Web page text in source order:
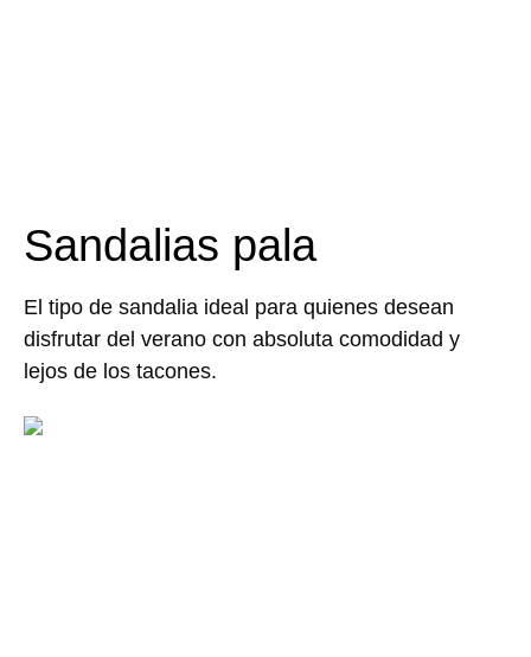
Sandalias pala
El tipo de sandalia ideal para quienes desean
disfrutar del verano con absoluta comodidad y
lejos de los tacones.